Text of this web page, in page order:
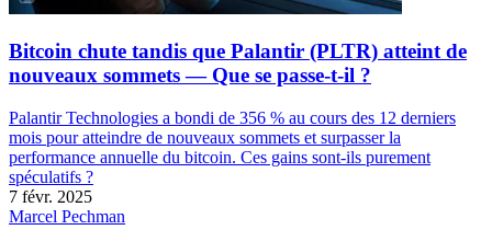
Bitcoin chute tandis que Palantir (PLTR) atteint de
nouveaux sommets — Que se passe-t-il ?
Palantir Technologies a bondi de 356 % au cours des 12 derniers
mois pour atteindre de nouveaux sommets et surpasser la
performance annuelle du bitcoin. Ces gains sont-ils purement
spéculatifs ?
7 févr. 2025
Marcel Pechman